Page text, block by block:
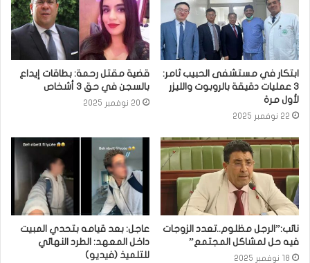
ابتكار في مستشفى الحبيب ثامر:
3 عمليات دقيقة بالروبوت والليزر
لأول مرة
22 نوفمبر 2025
قضية مقتل رحمة: بطاقات إيداع
بالسجن في حق 3 أشخاص
20 نوفمبر 2025
نائب:”الرجل مظلوم..تعدد الزوجات
فيه حل لمشاكل المجتمع”
18 نوفمبر 2025
عاجل: بعد قيامه بتحدي المبيت
داخل المعهد: الطرد النهائي
للتلميذ (فيديو)